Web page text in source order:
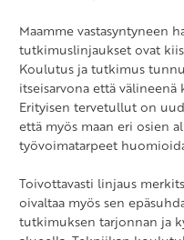
Maamme vastasyntyneen
tutkimuslinjaukset ovat
Koulutus ja tutkimus
itseisarvona että
Erityisen tervetullut on
että myös maan eri osien
työvoimatarpeet
Toivottavasti linjaus
oivaltaa myös sen
tutkimuksen tarjonnan ja